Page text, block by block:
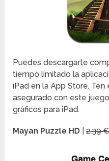
Puedes descargarte
tiempo limitado la
iPad en la App Store.
asegurado con este
gráficos para iPad.
Mayan Puzzle HD |2.39 €